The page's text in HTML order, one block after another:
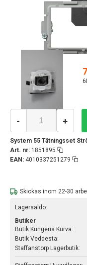
System 55 Tätningsset
Art. nr: 1851895
EAN: 4010337251279
- +
Skickas inom 22-30
Lagersaldo:
Butiker
Butik Kungens Kurva:
Butik Veddesta:
Staffanstorp Lagerbutik: